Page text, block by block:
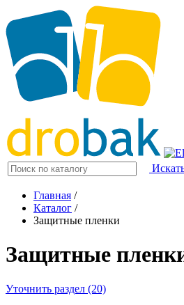
Главная /
Каталог /
Защитные пленки
Защитные
Уточнить раздел (20)